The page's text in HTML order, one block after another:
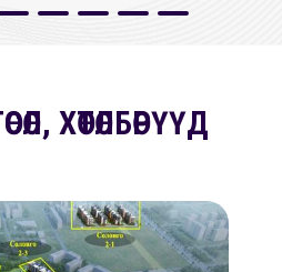
ХӨТӨЛБӨРҮҮД